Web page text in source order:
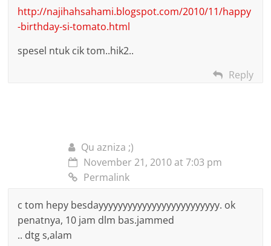
http://najihahsahami.blogspot.com/2010/11/happy
-birthday-si-tomato.html
spesel ntuk cik tom..hik2..
Reply
Qu azniza ;)
November 21, 2010 at 7:03 pm
Permalink
c tom hepy besdayyyyyyyyyyyyyyyyyyyyyyyyy. ok
penatnya, 10 jam dlm bas.jammed
.. dtg s,alam